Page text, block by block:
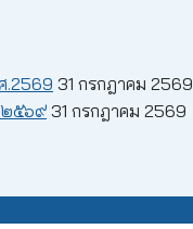
.2569 31 กรกฎาคม 2569
๒๕๖๙ 31 กรกฎาคม 2569